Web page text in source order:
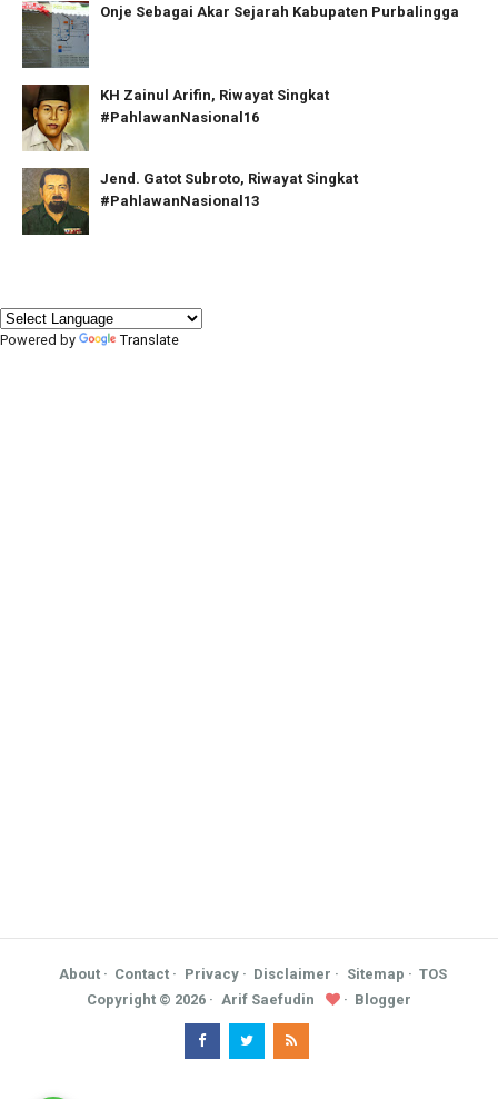
Onje Sebagai Akar Sejarah Kabupaten Purbalingga
KH Zainul Arifin, Riwayat Singkat
#PahlawanNasional16
Jend. Gatot Subroto, Riwayat Singkat
#PahlawanNasional13
Powered by Translate
About Contact Privacy Disclaimer Sitemap
TOS
Copyright © 2026 Arif Saefudin Blogger